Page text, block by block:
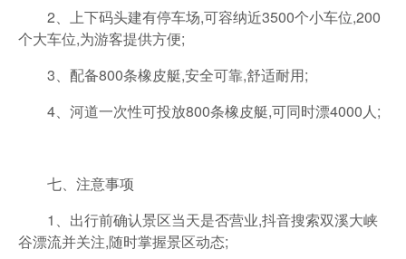
2、上下码头建有停车场,可容纳近3500个小车位,200
个大车位,为游客提供方便;
3、配备800条橡皮艇,安全可靠,舒适耐用;
4、河道一次性可投放800条橡皮艇,可同时漂4000人;
七、注意事项
1、出行前确认景区当天是否营业,抖音搜索双溪大峡
谷漂流并关注,随时掌握景区动态;